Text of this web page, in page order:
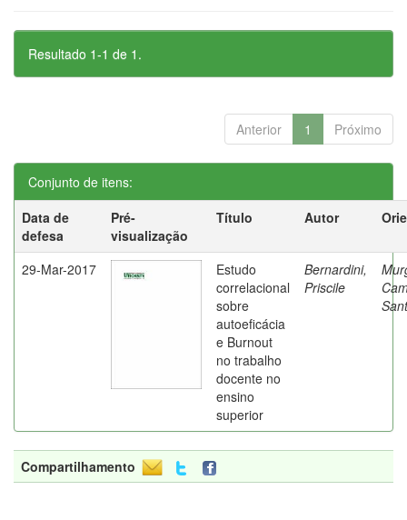
Resultado 1-1 de 1.
Anterior 1 Próximo
Conjunto de itens:
Data de
defesa
Pré-
visualização
Título Autor
29-Mar-2017
Estudo
correlacional
sobre
autoeficácia
e Burnout
no trabalho
docente no
ensino
superior
Bernardini,
Priscile
Compartilhamento